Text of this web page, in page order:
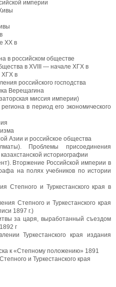
империи
XX в
в российском обществе
в XVIII — начале ХГХ в
ХГХ в
российского господства
Верещагина
миссия империи)
в период его экономического
Азии и российское общества
Проблемы присоединения
историографии
Вторжение Российской империи в
на полях учебников по истории
Степного и Туркестанского края в
Степного и Туркестанского края
1897 г.)
за царя, выработанный съездом
г
Туркестанского края издания
к «Степному положению» 1891
и Туркестанского края